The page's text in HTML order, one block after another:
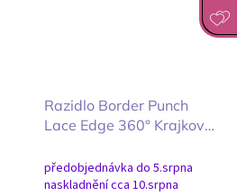
Razidlo Border Punch
Lace Edge 360° Krajkový
předobjednávka do 5.srpna
naskladnění cca 10.srpna